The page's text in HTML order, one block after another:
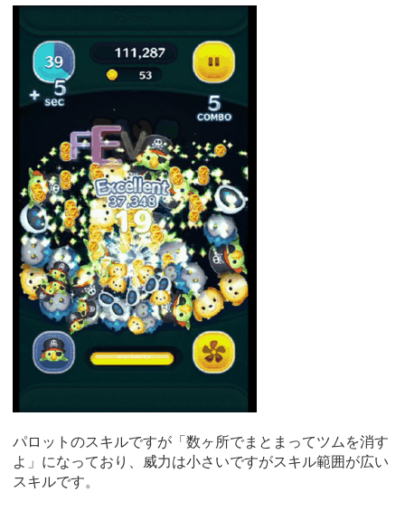
パロットのスキルですが「数ヶ所でまとまってツムを消す
よ」になっており、威力は小さいですがスキル範囲が広い
スキルです。